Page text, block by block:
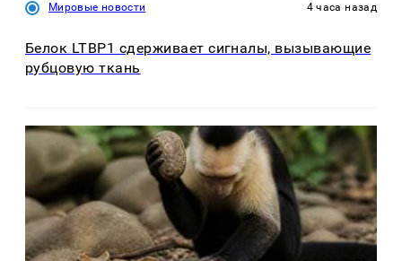
Мировые новости 4 часа назад
Белок LTBP1 сдерживает сигналы, вызывающие
рубцовую ткань